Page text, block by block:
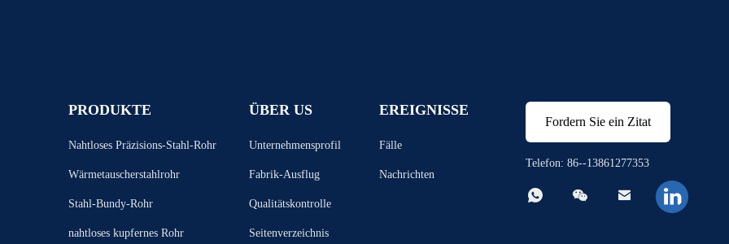
PRODUKTE
Nahtloses Präzisions-Stahl-Rohr
Wärmetauscherstahlrohr
Stahl-Bundy-Rohr
nahtloses kupfernes Rohr
ÜBER US
Unternehmensprofil
Fabrik-Ausflug
Qualitätskontrolle
Seitenverzeichnis
EREIGNISSE
Fälle
Nachrichten
Fordern Sie ein Zitat
Telefon: 86--13861277353
  